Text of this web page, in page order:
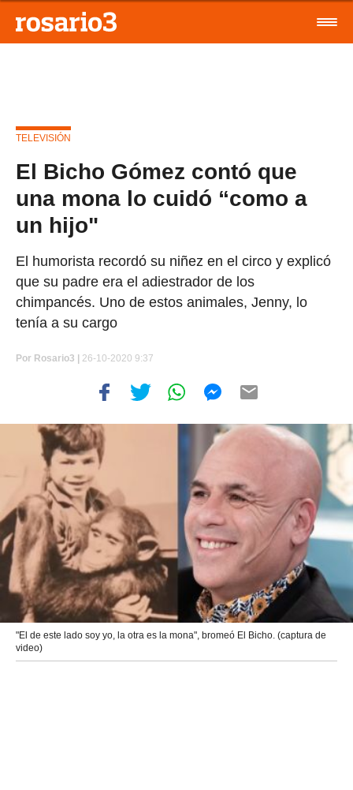
TELEVISIÓN
El Bicho Gómez contó que
una mona lo cuidó “como a
un hijo"
El humorista recordó su niñez en el circo y explicó
que su padre era el adiestrador de los
chimpancés. Uno de estos animales, Jenny, lo
tenía a su cargo
Por Rosario3 | 26-10-2020 9:37
"El de este lado soy yo, la otra es la mona", bromeó El Bicho. (captura de
video)